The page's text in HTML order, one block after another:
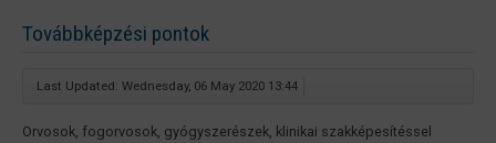
Továbbképzési pontok
Last Updated: Wednesday, 06 May 2020 13:44
Orvosok, fogorvosok, gyógyszerészek, klinikai szakképesítéssel